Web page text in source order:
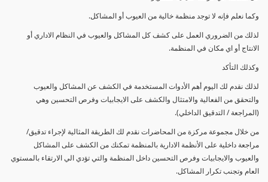
وكما نعلم فإنه لا توجد منظمة خالية من العيوب أو المشاكل.
لذلك من الضروري العمل على كشف كل المشاكل والعيوب في النظام الاداري أو
الانتاج أو اي مكان في المنظمة.
وكذلك التأكد
لذلك نقدم لك اليوم أهم الأدوات المستخدمة في الكشف عن المشاكل والعيوب
والتحقق من الفعالية والامتثال والكشف على الايجابيات وفرص التحسين وهي
(المراجعة / التدقيق الداخلي).
من خلال مجموعة مركزة من المحاضرات نقدم لك الطريقة المثالية لإجراء تدقيق/
مراجعة داخلية على الأنظمة الادارية بالمنظمة تمكنك من الكشف على المشاكل
والعيوب والايجابيات وفرص التحسين داخل المنظمة والتي تؤدي الي الارتقاء بالمستوي
العام وتجنب تكرار المشاكل.